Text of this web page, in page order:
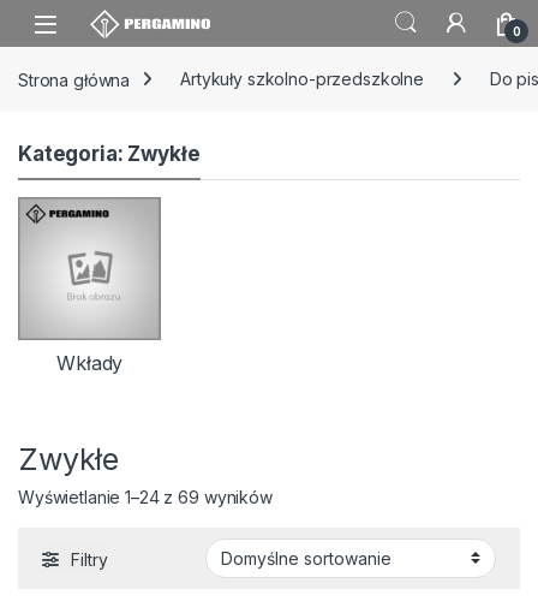
Skip to navigation
Skip to content
0
Strona główna Artykuły szkolno-przedszkolne Do
Kategoria: Zwykłe
Wkłady
Zwykłe
Wyświetlanie 1–24 z 69 wyników
Filtry